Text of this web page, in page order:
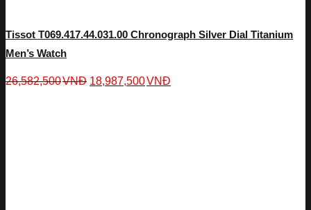
Tissot T069.417.44.031.00 Chronograph Silver Dial Titanium
Men’s Watch
26,582,500VNĐ 18,987,500VNĐ